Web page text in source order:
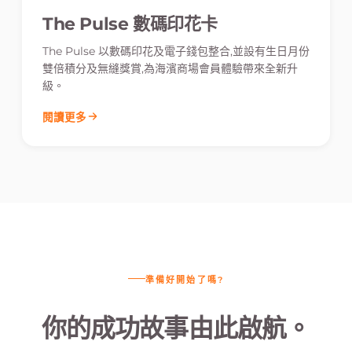
The Pulse 數碼印花卡
The Pulse 以數碼印花及電子錢包整合,並設有生日月份
雙倍積分及無縫獎賞,為海濱商場會員體驗帶來全新升
級。
閱讀更多
準備好開始了嗎?
你的成功故事由此啟航。